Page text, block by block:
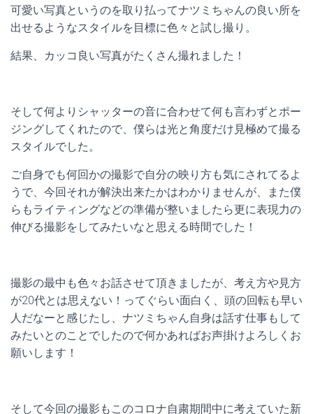
可愛い写真というのを取り払ってナツミちゃんの良い所を
出せるようなスタイルを目標に色々と試し撮り。
結果、カッコ良い写真がたくさん撮れました！
そして何よりシャッターの音に合わせて何も言わずとポー
ジングしてくれたので、僕らは光と角度だけ見極めて撮る
スタイルでした。
ご自身でも何回かの撮影で自分の映り方も気にされてるよ
うで、今回それが解決出来たかはわかりませんが、また僕
らもライティングなどの準備が整いましたら更に表現力の
伸びる撮影をしてみたいなと思える時間でした！
撮影の最中も色々お話させて頂きましたが、考え方や見方
が20代とは思えない！ってぐらい面白く、頭の回転も早い
人だなーと感じたし、ナツミちゃん自身は話す仕事もして
みたいとのことでしたので何かあればお声掛けよろしくお
願いします！
そして今回の撮影もこのコロナ自粛期間中に考えていた新